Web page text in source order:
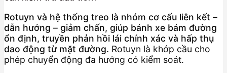
Rotuyn và hệ thống treo là nhóm cơ cấu liên kết –
dẫn hướng – giảm chấn, giúp bánh xe bám đường
ổn định, truyền phản hồi lái chính xác và hấp thụ
dao động từ mặt đường. Rotuyn là khớp cầu cho
phép chuyển động đa hướng có kiểm soát.